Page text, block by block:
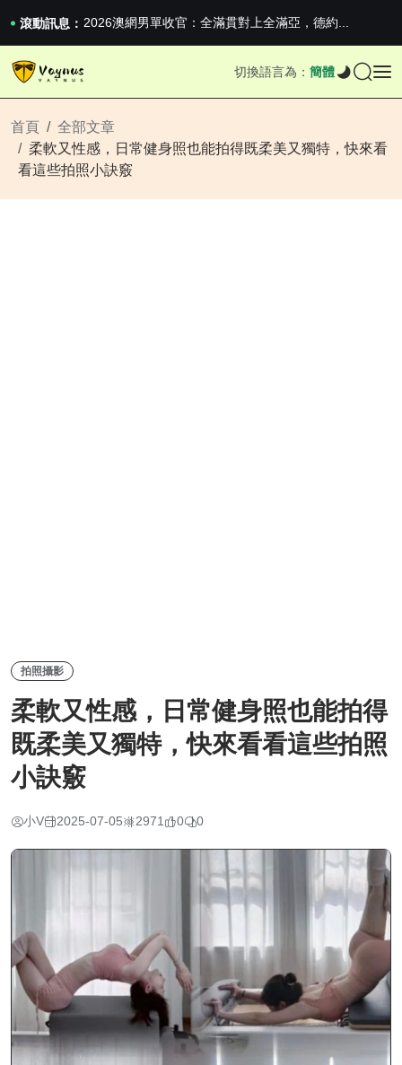
滾動訊息： 2026澳網男單收官：全滿貫對上全滿亞，德約...
《巔峰守衛 Highguard》正式上線，官...
iPhone 16e 釋出，蘋果你不要太離譜
iPhone 16e 釋出，蘋果你不要太離譜
切換語言為： 簡體
首頁
全部文章
柔軟又性感，日常健身照也能拍得既柔美又獨特，快來看
看這些拍照小訣竅
拍照攝影
柔軟又性感，日常健身照也能拍得
既柔美又獨特，快來看看這些拍照
小訣竅
小V 2025-07-05 2971 0 0